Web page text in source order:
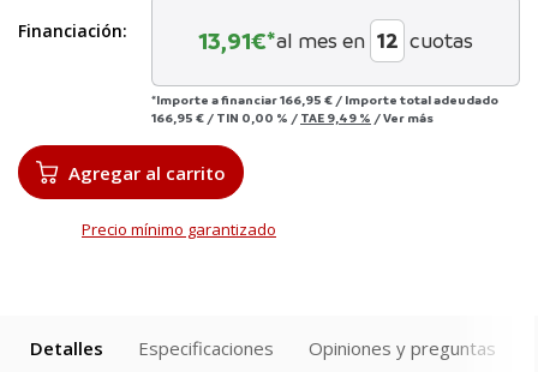
Financiación: 13,91€*al mes en cuotas
*Importe a financiar166,95 € / Importe total adeudado
166,95 € / TIN 0,00 % / TAE 9,49 % /Ver más
Agregar al carrito
Precio mínimo garantizado
Detalles Especificaciones Opiniones y preguntas